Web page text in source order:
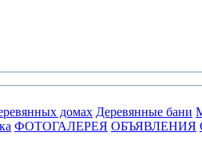
домах Деревянные бани
ФОТОГАЛЕРЕЯ ОБЪЯВЛЕНИЯ